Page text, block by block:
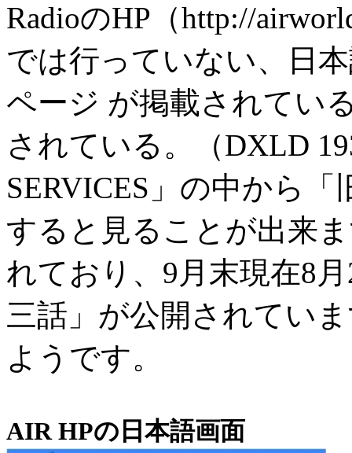
RadioのHP（http://
では行っていない、日
ページ が掲載されてい
されている。（DXLD
SERVICES」の中から
すると見ることが出来
れており、9月末現在8
三話」が公開されてい
ようです。
AIR HPの日本語画面